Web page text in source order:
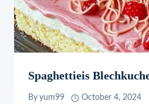
Spaghettieis
By yum99 October 4, 2024